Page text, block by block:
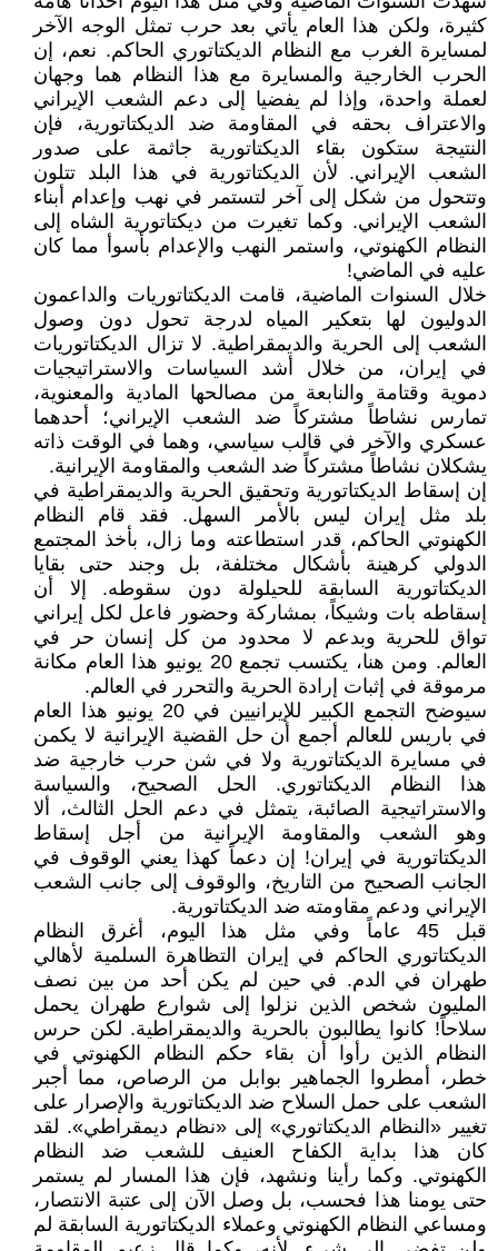
كثيرة، ولكن هذا العام يأتي بعد حرب تمثل الوجه الآخر
لمسايرة الغرب مع النظام الديكتاتوري الحاكم. نعم، إن
الحرب الخارجية والمسايرة مع هذا النظام هما وجهان
لعملة واحدة، وإذا لم يفضيا إلى دعم الشعب الإيراني
والاعتراف بحقه في المقاومة ضد الديكتاتورية، فإن
النتيجة ستكون بقاء الديكتاتورية جاثمة على صدور
الشعب الإيراني. لأن الديكتاتورية في هذا البلد تتلون
وتتحول من شكل إلى آخر لتستمر في نهب وإعدام أبناء
الشعب الإيراني. وكما تغيرت من ديكتاتورية الشاه إلى
النظام الكهنوتي، واستمر النهب والإعدام بأسوأ مما كان
عليه في الماضي!
خلال السنوات الماضية، قامت الديكتاتوريات والداعمون
الدوليون لها بتعكير المياه لدرجة تحول دون وصول
الشعب إلى الحرية والديمقراطية. لا تزال الديكتاتوريات
في إيران، من خلال أشد السياسات والاستراتيجيات
دموية وقتامة والنابعة من مصالحها المادية والمعنوية،
تمارس نشاطاً مشتركاً ضد الشعب الإيراني؛ أحدهما
عسكري والآخر في قالب سياسي، وهما في الوقت ذاته
يشكلان نشاطاً مشتركاً ضد الشعب والمقاومة الإيرانية.
إن إسقاط الديكتاتورية وتحقيق الحرية والديمقراطية في
بلد مثل إيران ليس بالأمر السهل. فقد قام النظام
الكهنوتي الحاكم، قدر استطاعته وما زال، بأخذ المجتمع
الدولي كرهينة بأشكال مختلفة، بل وجند حتى بقايا
الديكتاتورية السابقة للحيلولة دون سقوطه. إلا أن
إسقاطه بات وشيكاً، بمشاركة وحضور فاعل لكل إيراني
تواق للحرية وبدعم لا محدود من كل إنسان حر في
العالم. ومن هنا، يكتسب تجمع 20 يونيو هذا العام مكانة
مرموقة في إثبات إرادة الحرية والتحرر في العالم.
سيوضح التجمع الكبير للإيرانيين في 20 يونيو هذا العام
في باريس للعالم أجمع أن حل القضية الإيرانية لا يكمن
في مسايرة الديكتاتورية ولا في شن حرب خارجية ضد
هذا النظام الديكتاتوري. الحل الصحيح، والسياسة
والاستراتيجية الصائبة، يتمثل في دعم الحل الثالث، ألا
وهو الشعب والمقاومة الإيرانية من أجل إسقاط
الديكتاتورية في إيران! إن دعماً كهذا يعني الوقوف في
الجانب الصحيح من التاريخ، والوقوف إلى جانب الشعب
الإيراني ودعم مقاومته ضد الديكتاتورية.
قبل 45 عاماً وفي مثل هذا اليوم، أغرق النظام
الديكتاتوري الحاكم في إيران التظاهرة السلمية لأهالي
طهران في الدم. في حين لم يكن أحد من بين نصف
المليون شخص الذين نزلوا إلى شوارع طهران يحمل
سلاحاً! كانوا يطالبون بالحرية والديمقراطية. لكن حرس
النظام الذين رأوا أن بقاء حكم النظام الكهنوتي في
خطر، أمطروا الجماهير بوابل من الرصاص، مما أجبر
الشعب على حمل السلاح ضد الديكتاتورية والإصرار على
تغيير «النظام الديكتاتوري» إلى «نظام ديمقراطي». لقد
كان هذا بداية الكفاح العنيف للشعب ضد النظام
الكهنوتي. وكما رأينا ونشهد، فإن هذا المسار لم يستمر
حتى يومنا هذا فحسب، بل وصل الآن إلى عتبة الانتصار،
ومساعي النظام الكهنوتي وعملاء الديكتاتورية السابقة لم